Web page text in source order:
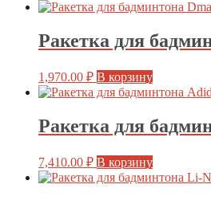
Ракетка для
1,970.00 ₽ В корзину
Ракетка для
7,410.00 ₽ В корзину